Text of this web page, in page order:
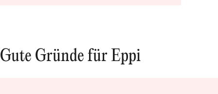
Gute Gründe für Eppi